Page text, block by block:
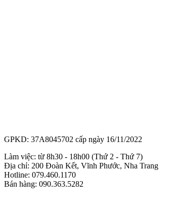
GPKD: 37A8045702 cấp ngày 16/11/2022
Làm việc: từ 8h30 - 18h00 (Thứ 2 - Thứ 7)
Địa chỉ: 200 Đoàn Kết, Vĩnh Phước, Nha Trang
Hotline: 079.460.1170
Bán hàng: 090.363.5282